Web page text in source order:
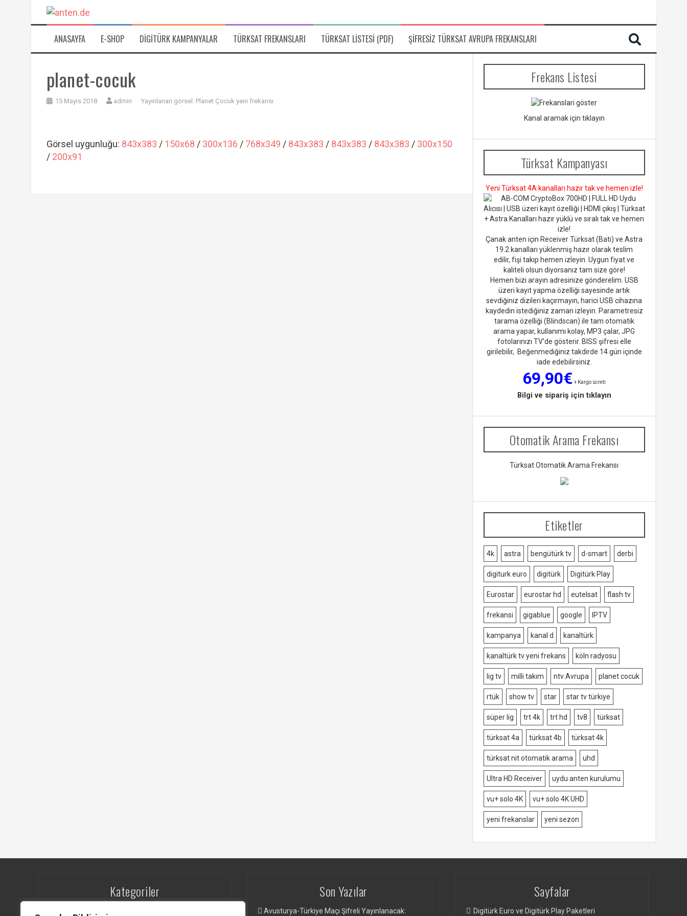
ANASAYFA E-SHOP DIGITÜRK KAMPANYALAR TÜRKSAT FREKANSLARI TÜRKSAT LISTESI (PDF) ŞIFRESIZ TÜRKSAT AVRUPA FREKANSLARI
planet-cocuk
15 Mayıs 2018 admin Yayınlanan görsel: Planet Çocuk yeni frekansı
Görsel uygunluğu: 843x383 / 150x68 / 300x136 / 768x349 / 843x383 / 843x383 / 843x383 / 300x150
/ 200x91
Frekans Listesi
Kanal aramak için tıklayın
Türksat Kampanyası
Yeni Türksat 4A kanalları hazır tak ve hemen izle!
Çanak anten için Receiver Türksat (Batı) ve Astra
19.2 kanalları yüklenmiş hazır olarak teslim
edilir, fişi takıp hemen izleyin. Uygun fiyat ve
kaliteli olsun diyorsanız tam size göre!
Hemen bizi arayın adresinize gönderelim. USB
üzeri kayıt yapma özelliği sayesinde artık
sevdiğiniz dizileri kaçırmayın, harici USB cihazına
kaydedin istediğiniz zaman izleyin. Parametresiz
tarama özelliği (Blindscan) ile tam otomatik
arama yapar, kullanımı kolay, MP3 çalar, JPG
fotolarınızı TV'de gösterir. BISS şifresi elle
girilebilir, Beğenmediğiniz takdirde 14 gün içinde
iade edebilirsiniz.
69,90€ + Kargo ücreti
Bilgi ve sipariş için tıklayın
Otomatik Arama Frekansı
Türksat Otomatik Arama Frekansı
Etiketler
4k astra bengütürk tv d-smart derbi
digiturk euro digitürk Digitürk Play
Eurostar eurostar hd eutelsat flash tv
frekansi gigablue google IPTV
kampanya kanal d kanaltürk
kanaltürk tv yeni frekans köln radyosu
lig tv milli takım ntv Avrupa planet cocuk
rtük show tv star star tv türkiye
süper lig trt 4k trt hd tv8 türksat
türksat 4a türksat 4b türksat 4k
türksat nit otomatik arama uhd
Ultra HD Receiver uydu anten kurulumu
vu+ solo 4K vu+ solo 4K UHD
yeni frekanslar yeni sezon
Kategoriler Son Yazılar
Avusturya-Türkiye Maçı Şifreli Yayınlanacak:
Sayfalar
Digitürk Euro ve Digitürk Play Paketleri